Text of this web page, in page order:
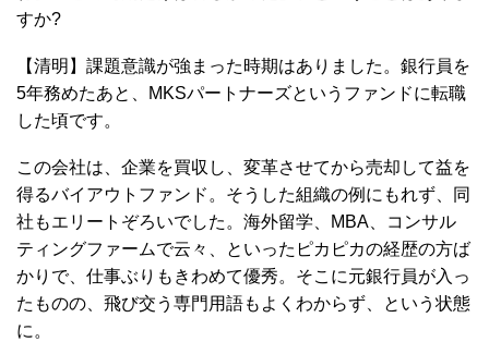
すか?
【清明】課題意識が強まった時期はありました。銀行員を
5年務めたあと、MKSパートナーズというファンドに転職
した頃です。
この会社は、企業を買収し、変革させてから売却して益を
得るバイアウトファンド。そうした組織の例にもれず、同
社もエリートぞろいでした。海外留学、MBA、コンサル
ティングファームで云々、といったピカピカの経歴の方ば
かりで、仕事ぶりもきわめて優秀。そこに元銀行員が入っ
たものの、飛び交う専門用語もよくわからず、という状態
に。